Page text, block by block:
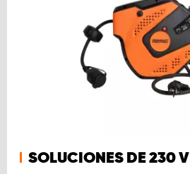
SOLUCIONES DE 230 V